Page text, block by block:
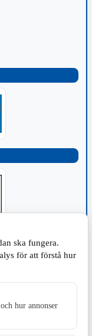
som sedan 2002 ger
ska fungera.
för att förstå hur
hur annonser